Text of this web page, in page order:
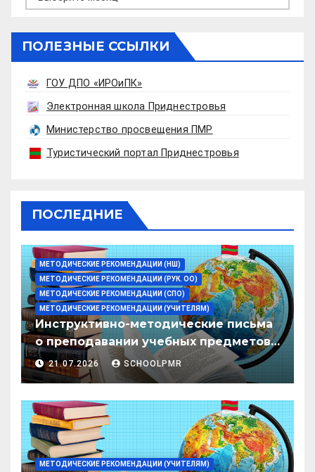
ПОЛЕЗНЫЕ ССЫЛКИ
ГОУ ДПО «ИРОиПК»
Электронная школа Приднестровья
Министерство просвещения ПМР
Туристический портал Приднестровья
ПОСЛЕДНИЕ
МЕТОДИЧЕСКИЕ РЕКОМЕНДАЦИИ (НШ)
МЕТОДИЧЕСКИЕ РЕКОМЕНДАЦИИ (РУК. ОО)
МЕТОДИЧЕСКИЕ РЕКОМЕНДАЦИИ (СПО)
МЕТОДИЧЕСКИЕ РЕКОМЕНДАЦИИ (УЧИТЕЛЯМ)
Инструктивно-методические письма
о преподавании учебных предметов/
дисциплин в организациях
образования ПМР на 2026/27 уч. год
21.07.2026 SCHOOLPMR
МЕТОДИЧЕСКИЕ РЕКОМЕНДАЦИИ (УЧИТЕЛЯМ)